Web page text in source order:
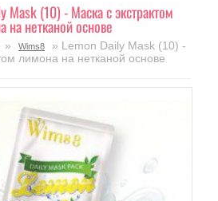
Mask (10) - Маска с экстрактом
на нетканой основе
» Wims8
» Lemon Daily Mask (10) -
лимона на нетканой основе